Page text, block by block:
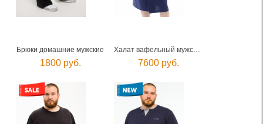
Брюки домашние мужские
1800 руб.
Халат вафельный мужской
7600 руб.